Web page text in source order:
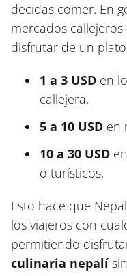
decidas comer. En
mercados
disfrutar de un
1 a 3 USD en
callejera.
5 a 10 USD en
10 a 30 USD
o turísticos.
Esto hace que
los viajeros con
permitiendo
culinaria nepalí